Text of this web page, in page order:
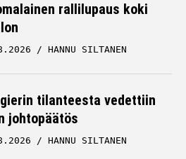
rallilupaus koki
HANNU SILTANEN
tilanteesta vedettiin
johtopäätös
HANNU SILTANEN